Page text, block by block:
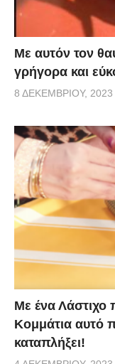
Με αυτόν τον
γρήγορα και
8 ΔΕΚΕΜΒΡΊΟΥ, 2023
Με ένα Λάστιχο
Κομμάτια αυτό
καταπλήξει!